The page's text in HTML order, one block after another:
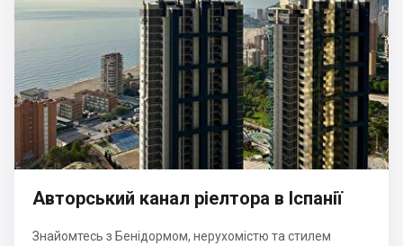
Авторський канал ріелтора в Іспанії
Знайомтесь з Бенідормом, нерухомістю та стилем